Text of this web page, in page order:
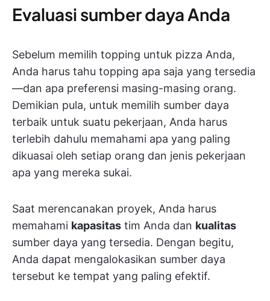
Evaluasi sumber daya Anda
Sebelum memilih topping untuk pizza Anda,
Anda harus tahu topping apa saja yang tersedia
—dan apa preferensi masing-masing orang.
Demikian pula, untuk memilih sumber daya
terbaik untuk suatu pekerjaan, Anda harus
terlebih dahulu memahami apa yang paling
dikuasai oleh setiap orang dan jenis pekerjaan
apa yang mereka sukai.
Saat merencanakan proyek, Anda harus
memahami kapasitas tim Anda dan kualitas
sumber daya yang tersedia. Dengan begitu,
Anda dapat mengalokasikan sumber daya
tersebut ke tempat yang paling efektif.